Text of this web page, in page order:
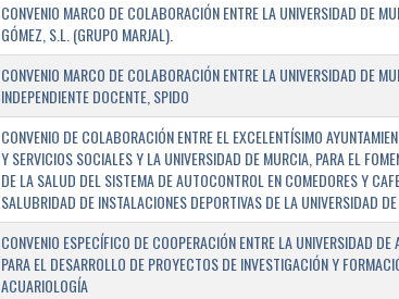
CONVENIO MARCO DE COLABORACIÓN ENTRE LA UNIVERSIDAD DE
GÓMEZ, S.L. (GRUPO MARJAL).
CONVENIO MARCO DE COLABORACIÓN ENTRE LA UNIVERSIDAD DE
INDEPENDIENTE DOCENTE, SPIDO
CONVENIO DE COLABORACIÓN ENTRE EL EXCELENTÍSIMO
Y SERVICIOS SOCIALES Y LA UNIVERSIDAD DE MURCIA, PARA EL
DE LA SALUD DEL SISTEMA DE AUTOCONTROL EN COMEDORES Y
SALUBRIDAD DE INSTALACIONES DEPORTIVAS DE LA UNIVERSIDAD
CONVENIO ESPECÍFICO DE COOPERACIÓN ENTRE LA UNIVERSIDAD
PARA EL DESARROLLO DE PROYECTOS DE INVESTIGACIÓN Y
ACUARIOLOGÍA